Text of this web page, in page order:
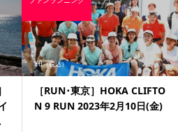
¥0（税込）
［RUN･東京］HOKA CLIFTO
N 9 RUN 2023年2月10日(金)